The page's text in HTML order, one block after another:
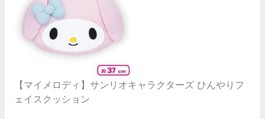
【マイメロディ】サンリオキャラクターズ ひんやりフ
ェイスクッション